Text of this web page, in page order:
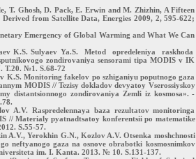
T. Ghosh, D. Pack, E. Erwin and M. Zhizhin, A Fifteen
from Satellite Data, Energies 2009, 2, 595-622;
Emergency of Global Warming and What We Can
K.S. Sulyaev Ya.S. Metod opredeleniya raskhoda
zondirovaniya sensorami tipa MODIS v IK
T.20. №1. S.68-72
K.S. Monitoring fakelov po szhiganiyu poputnogo gaza
MODIS // Tezisy dokladov devyatoy Vserossiyskoy
distantsionnogo zondirovaniya Zemli iz kosmosa». -
A.V. Raspredelennaya baza rezultatov monitoringa
// Materialy pyatnadtsatoy konferentsii po matematike
S.55-57.
A.V., Yerokhin G.N., Kozlov A.V. Otsenka moshchnosti
neftyanogo gaza na osnove obrabotki kosmosnimkov
im. I. Kanta. 2013. № 10. S.131-137.